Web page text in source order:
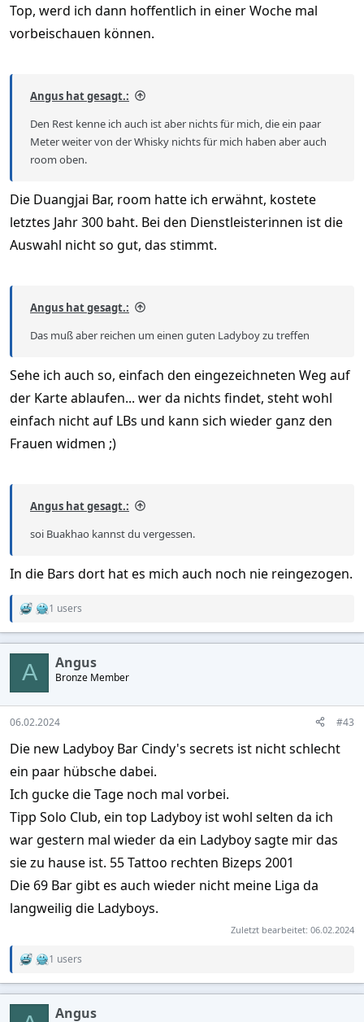
Top, werd ich dann hoffentlich in einer Woche mal
vorbeischauen können.
Angus hat gesagt.:
Den Rest kenne ich auch ist aber nichts für mich, die ein paar
Meter weiter von der Whisky nichts für mich haben aber auch
room oben.
Die Duangjai Bar, room hatte ich erwähnt, kostete
letztes Jahr 300 baht. Bei den Dienstleisterinnen ist die
Auswahl nicht so gut, das stimmt.
Angus hat gesagt.:
Das muß aber reichen um einen guten Ladyboy zu treffen
Sehe ich auch so, einfach den eingezeichneten Weg auf
der Karte ablaufen... wer da nichts findet, steht wohl
einfach nicht auf LBs und kann sich wieder ganz den
Frauen widmen ;)
Angus hat gesagt.:
soi Buakhao kannst du vergessen.
In die Bars dort hat es mich auch noch nie reingezogen.
R
c
o
n
s
:
1 users
A Angus
Bronze Member
06.02.2024 #43
Die new Ladyboy Bar Cindy's secrets ist nicht schlecht
ein paar hübsche dabei.
Ich gucke die Tage noch mal vorbei.
Tipp Solo Club, ein top Ladyboy ist wohl selten da ich
war gestern mal wieder da ein Ladyboy sagte mir das
sie zu hause ist. 55 Tattoo rechten Bizeps 2001
Die 69 Bar gibt es auch wieder nicht meine Liga da
langweilig die Ladyboys.
Zuletzt bearbeitet: 06.02.2024
R
a
c
1 users
Angus